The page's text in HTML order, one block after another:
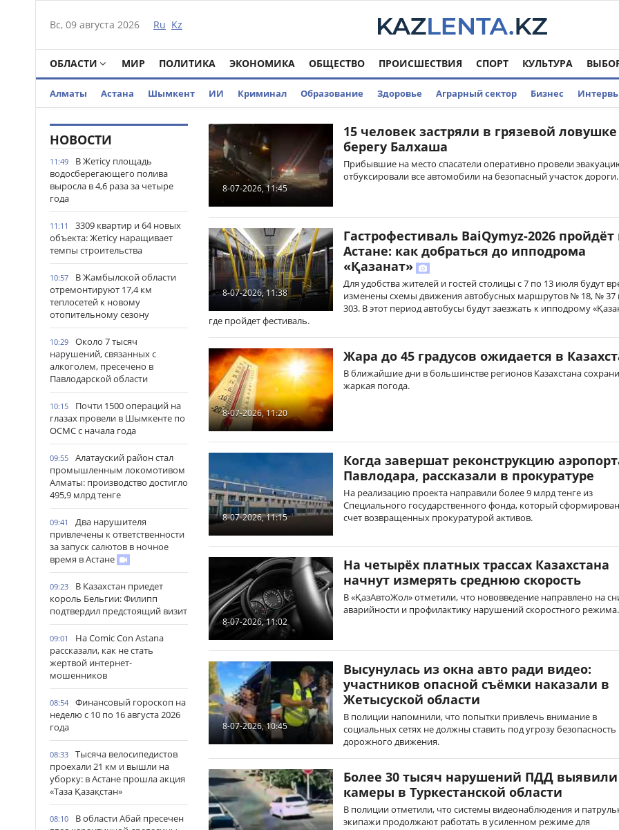
Вс, 09 августа 2026 Ru Kz
ОБЛАСТИ МИР ПОЛИТИКА ЭКОНОМИКА ОБЩЕСТВО ПРОИСШЕСТВИЯ СПОРТ КУЛЬТУРА
Алматы Астана Шымкент ИИ Криминал Образование Здоровье Аграрный сектор Бизнес
НОВОСТИ
11:49
В Жетісу площадь
водосберегающего полива
выросла в 4,6 раза за четыре
года
11:11
3309 квартир и 64 новых
объекта: Жетісу наращивает
темпы строительства
10:57
В Жамбылской области
отремонтируют 17,4 км
теплосетей к новому
отопительному сезону
10:29
Около 7 тысяч
нарушений, связанных с
алкоголем, пресечено в
Павлодарской области
10:15
Почти 1500 операций на
глазах провели в Шымкенте по
ОСМС с начала года
09:55
Алатауский район стал
промышленным локомотивом
Алматы: производство достигло
495,9 млрд тенге
09:41
Два нарушителя
привлечены к ответственности
за запуск салютов в ночное
время в Астане
09:23
В Казахстан приедет
король Бельгии: Филипп
подтвердил предстоящий визит
09:01
На Comic Con Astana
рассказали, как не стать
жертвой интернет-
мошенников
08:54
Финансовый гороскоп на
неделю с 10 по 16 августа 2026
года
08:33
Тысяча велосипедистов
проехали 21 км и вышли на
уборку: в Астане прошла акция
«Таза Қазақстан»
08:10
В области Абай пресечен
8-07-2026, 11:45
15 человек застряли в грязевой
берегу Балхаша
Прибывшие на место спасатели оперативно провели
отбуксировали все автомобили на безопасный участок дороги.
8-07-2026, 11:38
Гастрофестиваль BaiQymyz-2026 пройдёт
Астане: как добраться до ипподрома
«Қазанат»
Для удобства жителей и гостей столицы с 7 по 13 июля будут
изменены схемы движения автобусных маршрутов № 18, №
303. В этот период автобусы будут заезжать к ипподрому
где пройдет фестиваль.
8-07-2026, 11:20
Жара до 45 градусов ожидается в
В ближайшие дни в большинстве регионов Казахстана
жаркая погода.
8-07-2026, 11:15
Когда завершат реконструкцию
Павлодара, рассказали в прокуратуре
На реализацию проекта направили более 9 млрд тенге из
Специального государственного фонда, который
счет возвращенных прокуратурой активов.
8-07-2026, 11:02
На четырёх платных трассах Казахстана
начнут измерять среднюю скорость
В «ҚазАвтоЖол» отметили, что нововведение направлено на
аварийности и профилактику нарушений скоростного
8-07-2026, 10:45
Высунулась из окна авто ради видео:
участников опасной съёмки наказали в
Жетысуской области
В полиции напомнили, что попытки привлечь внимание в
социальных сетях не должны ставить под угрозу безопасность
дорожного движения.
Более 30 тысяч нарушений ПДД выявили
камеры в Туркестанской области
В полиции отметили, что системы видеонаблюдения и
экипажи продолжают работать в усиленном режиме для